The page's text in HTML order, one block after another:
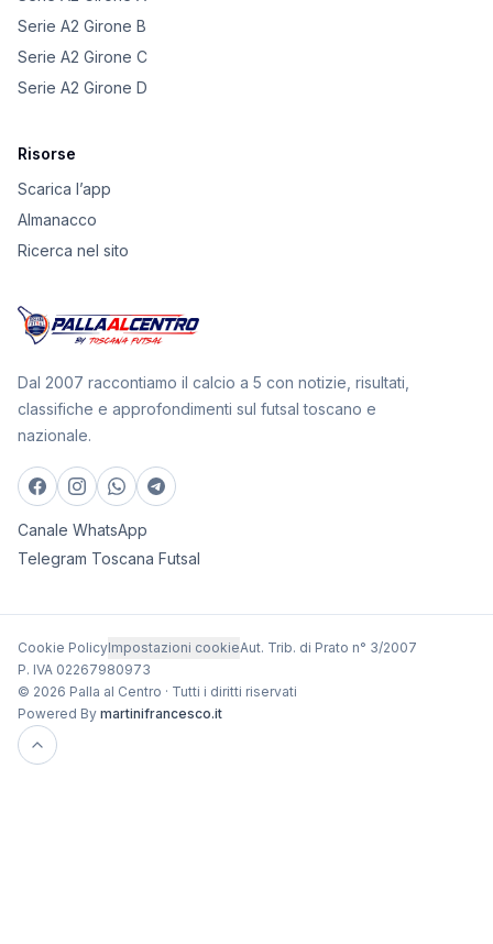
Serie A2 Girone B
Serie A2 Girone C
Serie A2 Girone D
Risorse
Scarica l’app
Almanacco
Ricerca nel sito
Dal 2007 raccontiamo il calcio a 5 con notizie, risultati,
classifiche e approfondimenti sul futsal toscano e
nazionale.
Canale WhatsApp
Telegram Toscana Futsal
Cookie PolicyImpostazioni cookieAut. Trib. di Prato n° 3/2007
P. IVA 02267980973
© 2026 Palla al Centro · Tutti i diritti riservati
Powered By martinifrancesco.it